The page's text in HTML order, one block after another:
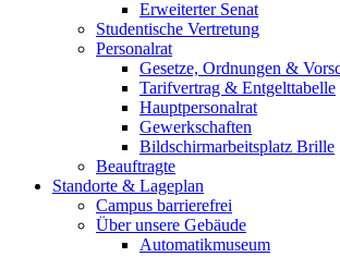
Erweiterter Senat
Studentische Vertretung
Personalrat
Gesetze, Ordnungen &
Tarifvertrag & Entgelttabelle
Hauptpersonalrat
Gewerkschaften
Bildschirmarbeitsplatz Brille
Beauftragte
Standorte & Lageplan
Campus barrierefrei
Über unsere Gebäude
Automatikmuseum